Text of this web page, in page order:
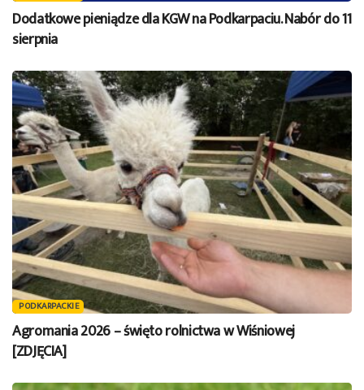
Dodatkowe pieniądze dla KGW na Podkarpaciu. Nabór do 11
sierpnia
PODKARPACKIE
Agromania 2026 – święto rolnictwa w Wiśniowej
[ZDJĘCIA]